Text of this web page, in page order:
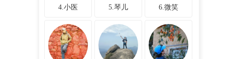
4.小医 5.琴儿 6.微笑